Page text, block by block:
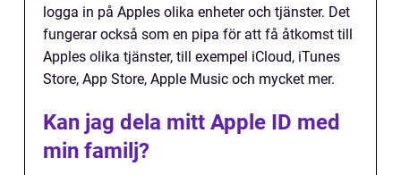
logga in på Apples olika enheter och tjänster. Det
fungerar också som en pipa för att få åtkomst till
Apples olika tjänster, till exempel iCloud, iTunes
Store, App Store, Apple Music och mycket mer.
Kan jag dela mitt Apple ID med
min familj?